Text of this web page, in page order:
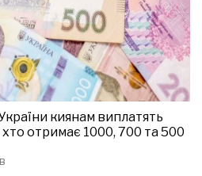
киянам виплатять
отримає 1000, 700 та 500